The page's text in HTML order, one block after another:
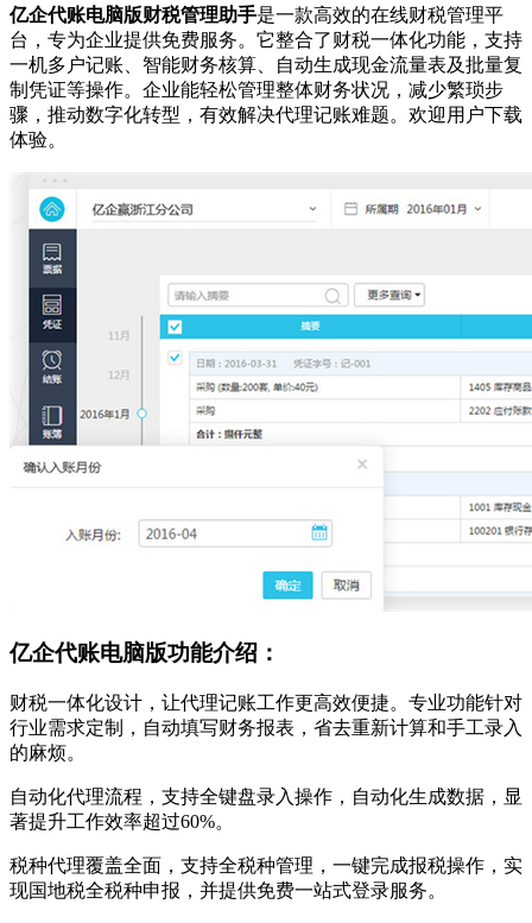
亿企代账电脑版财税管理助手是一款高效的在线财税管理平
台，专为企业提供免费服务。它整合了财税一体化功能，支持
一机多户记账、智能财务核算、自动生成现金流量表及批量复
制凭证等操作。企业能轻松管理整体财务状况，减少繁琐步
骤，推动数字化转型，有效解决代理记账难题。欢迎用户下载
体验。
亿企代账电脑版功能介绍：
财税一体化设计，让代理记账工作更高效便捷。专业功能针对
行业需求定制，自动填写财务报表，省去重新计算和手工录入
的麻烦。
自动化代理流程，支持全键盘录入操作，自动化生成数据，显
著提升工作效率超过60%。
税种代理覆盖全面，支持全税种管理，一键完成报税操作，实
现国地税全税种申报，并提供免费一站式登录服务。